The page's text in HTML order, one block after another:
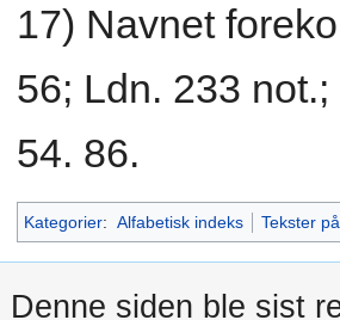
17) Navnet
56; Ldn. 233
54. 86.
Kategorier: Alfabetisk indeks Tekster
Denne siden ble sist